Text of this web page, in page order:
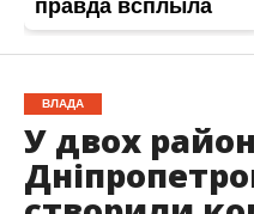
ВЛАДА
У двох